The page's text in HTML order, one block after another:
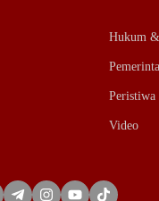
Hukum
Peristiwa
Video